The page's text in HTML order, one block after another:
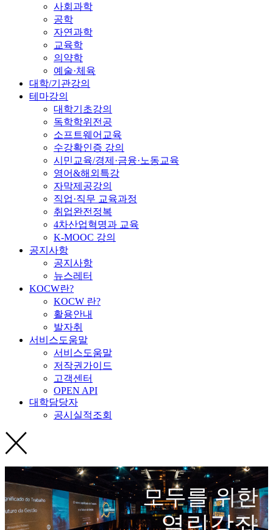
사회과학
공학
자연과학
교육학
의약학
예술·체육
대학/기관강의
테마강의
대학기초강의
독학학위전공
소프트웨어교육
수강확인증 강의
시민교육/경제·금융·노동교육
영어&해외특강
자막제공강의
직업·직무 교육과정
취업완전정복
4차산업혁명과 교육
K-MOOC 강의
공지사항
공지사항
뉴스레터
KOCW란?
KOCW 란?
활용안내
발자취
서비스도움말
서비스도움말
저작권가이드
고객센터
OPEN API
대학담당자
공시실적조회
모두를 위한